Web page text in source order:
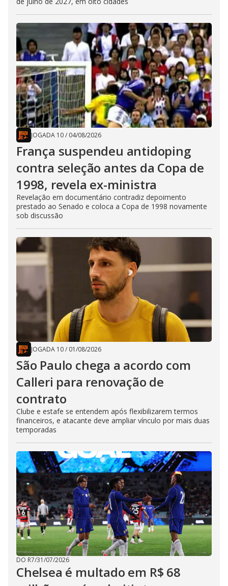
JOGADA 10/ 04/08/2026
França suspendeu antidoping
contra seleção antes da Copa de
1998, revela ex-ministra
Revelação em documentário contradiz depoimento
prestado ao Senado e coloca a Copa de 1998 novamente
sob discussão
JOGADA 10/ 01/08/2026
São Paulo chega a acordo com
Calleri para renovação de
contrato
Clube e estafe se entendem após flexibilizarem termos
financeiros, e atacante deve ampliar vínculo por mais duas
temporadas
DO R7/31/07/2026
Chelsea é multado em R$ 68